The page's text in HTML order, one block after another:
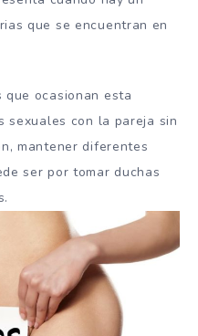
que se encuentran en
que ocasionan esta
sexuales con la pareja sin
mantener diferentes
ser por tomar duchas